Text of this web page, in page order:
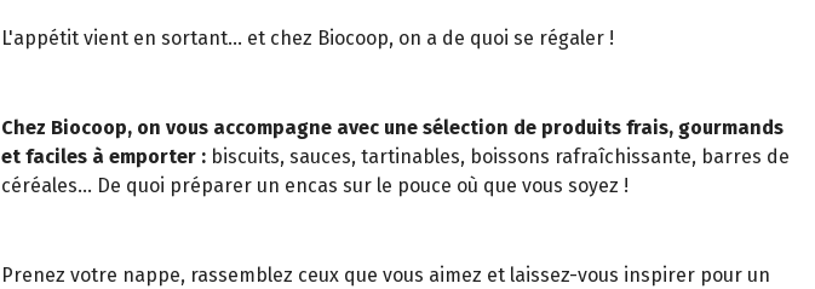
L'appétit vient en sortant... et chez Biocoop, on a de quoi se régaler !
Chez Biocoop, on vous accompagne avec une sélection de produits frais, gourmands
et faciles à emporter : biscuits, sauces, tartinables, boissons rafraîchissante, barres de
céréales... De quoi préparer un encas sur le pouce où que vous soyez !
Prenez votre nappe, rassemblez ceux que vous aimez et laissez-vous inspirer pour un